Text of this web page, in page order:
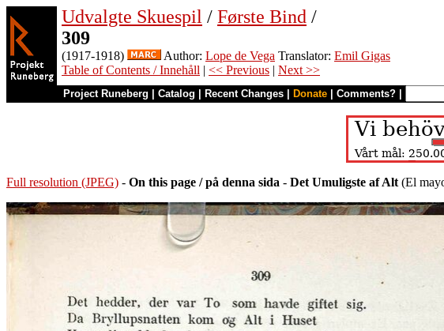
Udvalgte Skuespil / Første Bind /
309
(1917-1918) Author: Lope de Vega Translator: Emil Gigas
Table of Contents / Innehåll | << Previous | Next >>
Project Runeberg Catalog Recent Changes Donate Comments?
Full resolution (JPEG) - On this page / på denna sida - Det Umuligste af Alt (El